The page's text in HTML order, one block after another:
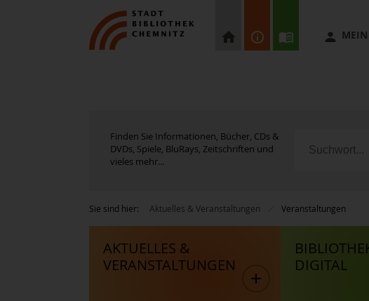
Finden Sie Informationen, Bücher, CDs &
DVDs, Spiele, BluRays, Zeitschriften und
vieles mehr...
Sie sind hier: Aktuelles & Veranstaltungen Veranstaltungen
AKTUELLES &
VERANSTALTUNGEN
DIGITAL